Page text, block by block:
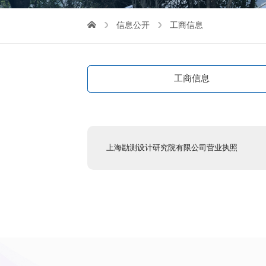
信息公开 工商信息
工商信息
上海勘测设计研究院有限公司营业执照